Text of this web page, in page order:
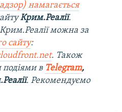
намагається
Крим.Реалії.
можна за
сайту:
. Також
подіями в Telegram,
. Рекомендуємо